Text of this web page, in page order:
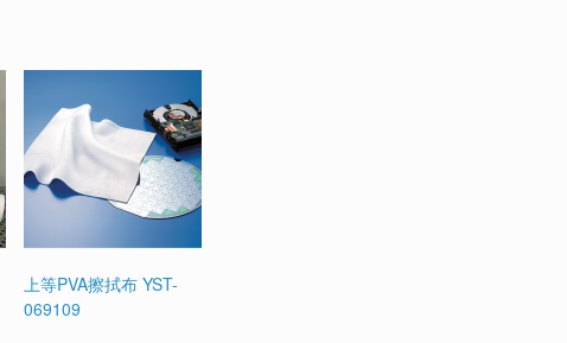
上等PVA擦拭布 YST-
069109